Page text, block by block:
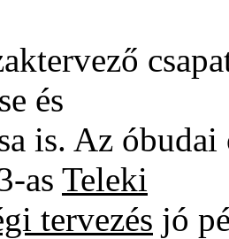
és
is. Az
as Teleki
tervezés jó